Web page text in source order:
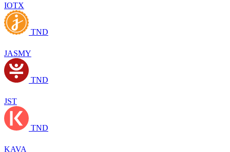
IOTX
TND
JASMY
TND
JST
TND
KAVA